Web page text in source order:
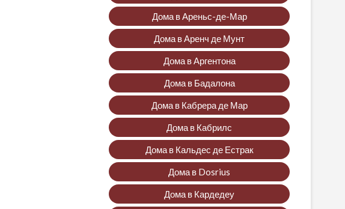
Дома в Ареньс-де-Мар
Дома в Аренч де Мунт
Дома в Аргентона
Дома в Бадалона
Дома в Кабрера де Мар
Дома в Кабрилс
Дома в Кальдес де Естрак
Дома в Dosrius
Дома в Кардедеу